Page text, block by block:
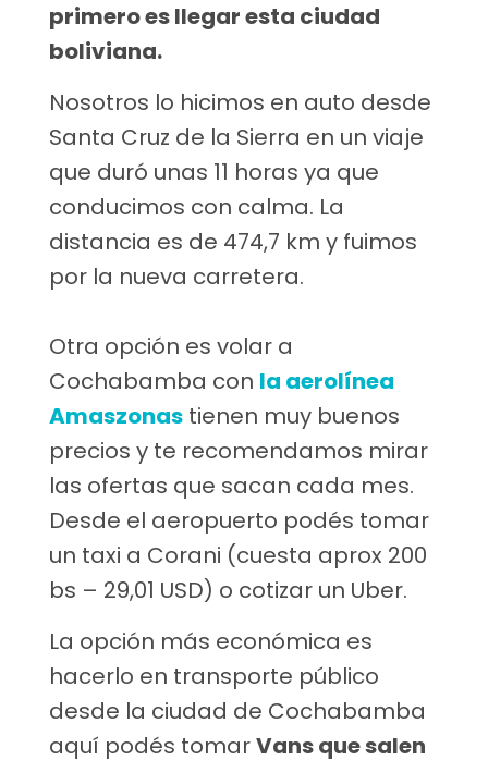
primero es llegar esta ciudad
boliviana.
Nosotros lo hicimos en auto desde
Santa Cruz de la Sierra en un viaje
que duró unas 11 horas ya que
conducimos con calma. La
distancia es de 474,7 km y fuimos
por la nueva carretera.
Otra opción es volar a
Cochabamba con la aerolínea
Amaszonas tienen muy buenos
precios y te recomendamos mirar
las ofertas que sacan cada mes.
Desde el aeropuerto podés tomar
un taxi a Corani (cuesta aprox 200
bs – 29,01 USD) o cotizar un Uber.
La opción más económica es
hacerlo en transporte público
desde la ciudad de Cochabamba
aquí podés tomarVans que salen